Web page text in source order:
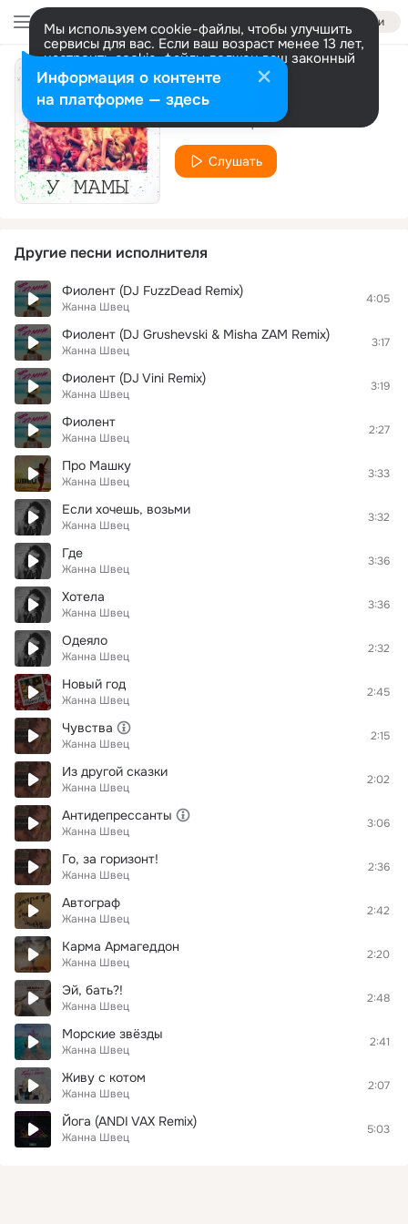
Войти
Мы используем cookie-файлы, чтобы улучшить
сервисы для вас. Если ваш возраст менее 13 лет,
настроить cookie-файлы должен ваш законный
представитель. Больше информации
Разрешить все Настроить
У мамы
Жанна Швец
Слушать
Другие песни исполнителя
Фиолент (DJ FuzzDead Remix)
Жанна Швец
4:05
Фиолент (DJ Grushevski & Misha ZAM Remix)
Жанна Швец
3:17
Фиолент (DJ Vini Remix)
Жанна Швец
3:19
Фиолент
Жанна Швец
2:27
Про Машку
Жанна Швец
3:33
Если хочешь, возьми
Жанна Швец
3:32
Где
Жанна Швец
3:36
Хотела
Жанна Швец
3:36
Одеяло
Жанна Швец
2:32
Новый год
Жанна Швец
2:45
Чувства
Жанна Швец
2:15
Из другой сказки
Жанна Швец
2:02
Антидепрессанты
Жанна Швец
3:06
Го, за горизонт!
Жанна Швец
2:36
Автограф
Жанна Швец
2:42
Карма Армагеддон
Жанна Швец
2:20
Эй, бать?!
Жанна Швец
2:48
Морские звёзды
Жанна Швец
2:41
Живу с котом
Жанна Швец
2:07
Йога (ANDI VAX Remix)
Жанна Швец
5:03
Информация о контенте
на платформе — здесь